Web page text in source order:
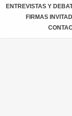
ENTREVISTAS Y
FIRMAS